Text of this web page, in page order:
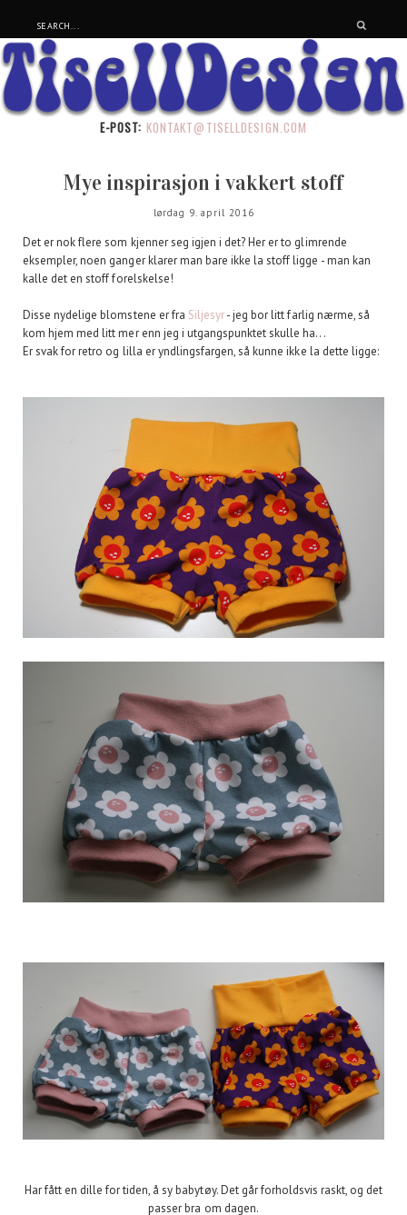
E-POST: KONTAKT@TISELLDESIGN.COM
Mye inspirasjon i vakkert stoff
lørdag 9. april 2016
Det er nok flere som kjenner seg igjen i det? Her er to glimrende
eksempler, noen ganger klarer man bare ikke la stoff ligge - man kan
kalle det en stoff forelskelse!
Disse nydelige blomstene er fra Siljesyr- jeg bor litt farlig nærme, så
kom hjem med litt mer enn jeg i utgangspunktet skulle ha...
Er svak for retro og lilla er yndlingsfargen, så kunne ikke la dette ligge:
Har fått en dille for tiden, å sy babytøy. Det går forholdsvis raskt, og det
passer bra om dagen.